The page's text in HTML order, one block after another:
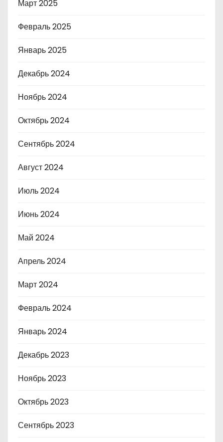
Март 2025
Февраль 2025
Январь 2025
Декабрь 2024
Ноябрь 2024
Октябрь 2024
Сентябрь 2024
Август 2024
Июль 2024
Июнь 2024
Май 2024
Апрель 2024
Март 2024
Февраль 2024
Январь 2024
Декабрь 2023
Ноябрь 2023
Октябрь 2023
Сентябрь 2023